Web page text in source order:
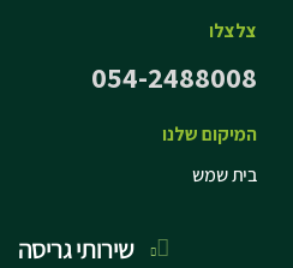
צלצלו
054-2488008
המיקום שלנו
בית שמש
שירותי גריסה